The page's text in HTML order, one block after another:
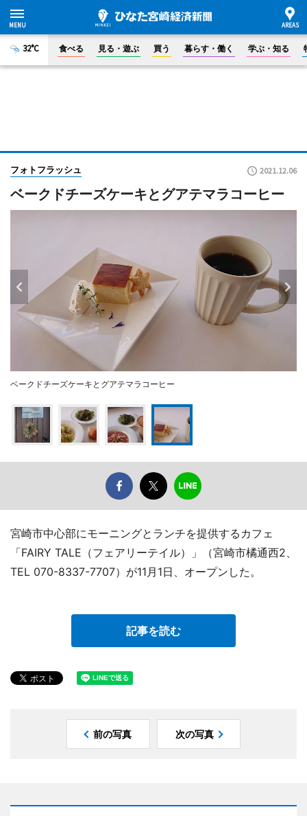
32°C 食べる 見る・遊ぶ 買う 暮らす・働く 学ぶ・知る
フォトフラッシュ 2021.12.06
ベークドチーズケーキとグアテマラコーヒー
ベークドチーズケーキとグアテマラコーヒー
宮崎市中心部にモーニングとランチを提供するカフェ
「FAIRY TALE（フェアリーテイル）」（宮崎市橘通西2、
TEL 070-8337-7707）が11月1日、オープンした。
記事を読む
前の写真 次の写真